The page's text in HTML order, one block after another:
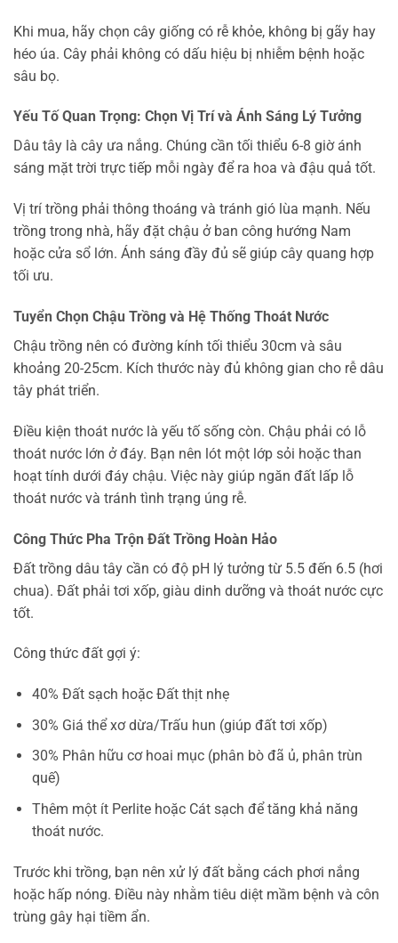
Khi mua, hãy chọn cây giống có rễ khỏe, không bị gãy hay
héo úa. Cây phải không có dấu hiệu bị nhiễm bệnh hoặc
sâu bọ.
Yếu Tố Quan Trọng: Chọn Vị Trí và Ánh Sáng Lý Tưởng
Dâu tây là cây ưa nắng. Chúng cần tối thiểu 6-8 giờ ánh
sáng mặt trời trực tiếp mỗi ngày để ra hoa và đậu quả tốt.
Vị trí trồng phải thông thoáng và tránh gió lùa mạnh. Nếu
trồng trong nhà, hãy đặt chậu ở ban công hướng Nam
hoặc cửa sổ lớn. Ánh sáng đầy đủ sẽ giúp cây quang hợp
tối ưu.
Tuyển Chọn Chậu Trồng và Hệ Thống Thoát Nước
Chậu trồng nên có đường kính tối thiểu 30cm và sâu
khoảng 20-25cm. Kích thước này đủ không gian cho rễ dâu
tây phát triển.
Điều kiện thoát nước là yếu tố sống còn. Chậu phải có lỗ
thoát nước lớn ở đáy. Bạn nên lót một lớp sỏi hoặc than
hoạt tính dưới đáy chậu. Việc này giúp ngăn đất lấp lỗ
thoát nước và tránh tình trạng úng rễ.
Công Thức Pha Trộn Đất Trồng Hoàn Hảo
Đất trồng dâu tây cần có độ pH lý tưởng từ 5.5 đến 6.5 (hơi
chua). Đất phải tơi xốp, giàu dinh dưỡng và thoát nước cực
tốt.
Công thức đất gợi ý:
40% Đất sạch hoặc Đất thịt nhẹ
30% Giá thể xơ dừa/Trấu hun (giúp đất tơi xốp)
30% Phân hữu cơ hoai mục (phân bò đã ủ, phân trùn
quế)
Thêm một ít Perlite hoặc Cát sạch để tăng khả năng
thoát nước.
Trước khi trồng, bạn nên xử lý đất bằng cách phơi nắng
hoặc hấp nóng. Điều này nhằm tiêu diệt mầm bệnh và côn
trùng gây hại tiềm ẩn.